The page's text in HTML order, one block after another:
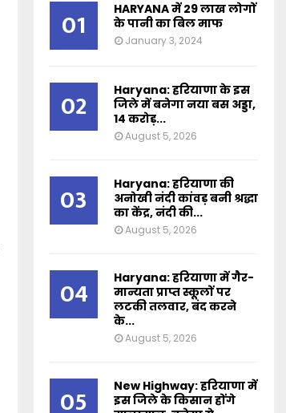
01
HARYANA में 29 लाख लोगों
के पानी का बिल माफ
January 3, 2024
02
Haryana: हरियाणा के इस
जिले में बनेगा नया बस अड्डा,
14 करोड़...
August 5, 2026
03
Haryana: हरियाणा की
अनोखी नंदी कांवड़ बनी श्रद्धा
का केंद्र, नंदी की...
August 5, 2026
04
Haryana: हरियाणा में गैर-
मान्यता प्राप्त स्कूलों पर
लटकी तलवार, बंद करने
के...
August 5, 2026
05
New Highway: हरियाणा में
इस जिले के किसान होंगे